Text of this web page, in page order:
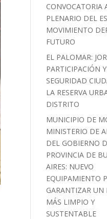
CONVOCATORIA
PLENARIO DEL
MOVIMIENTO
FUTURO
EL PALOMAR:
PARTICIPACIÓN Y
SEGURIDAD
LA RESERVA
DISTRITO
MUNICIPIO DE
MINISTERIO DE
DEL GOBIERNO
PROVINCIA DE
AIRES: NUEVO
EQUIPAMIENTO
GARANTIZAR UN
MÁS LIMPIO Y
SUSTENTABLE